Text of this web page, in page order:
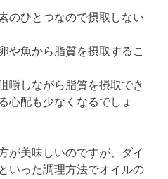
のひとつなので摂取しない
や魚から脂質を摂取するこ
嚼しながら脂質を摂取でき
心配も少なくなるでしょ
が美味しいのですが、ダイ
いった調理方法でオイルの